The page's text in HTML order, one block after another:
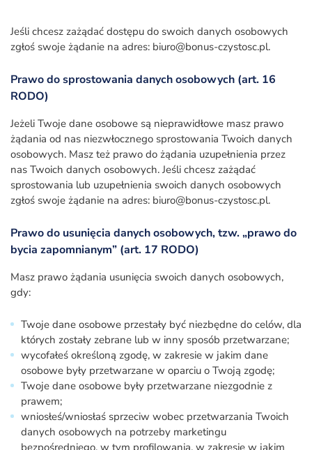
Jeśli chcesz zażądać dostępu do swoich danych osobowych
zgłoś swoje żądanie na adres: biuro@bonus-czystosc.pl.
Prawo do sprostowania danych osobowych (art. 16
RODO)
Jeżeli Twoje dane osobowe są nieprawidłowe masz prawo
żądania od nas niezwłocznego sprostowania Twoich danych
osobowych. Masz też prawo do żądania uzupełnienia przez
nas Twoich danych osobowych. Jeśli chcesz zażądać
sprostowania lub uzupełnienia swoich danych osobowych
zgłoś swoje żądanie na adres: biuro@bonus-czystosc.pl.
Prawo do usunięcia danych osobowych, tzw. „prawo do
bycia zapomnianym” (art. 17 RODO)
Masz prawo żądania usunięcia swoich danych osobowych,
gdy:
Twoje dane osobowe przestały być niezbędne do celów, dla
których zostały zebrane lub w inny sposób przetwarzane;
wycofałeś określoną zgodę, w zakresie w jakim dane
osobowe były przetwarzane w oparciu o Twoją zgodę;
Twoje dane osobowe były przetwarzane niezgodnie z
prawem;
wniosłeś/wniosłaś sprzeciw wobec przetwarzania Twoich
danych osobowych na potrzeby marketingu